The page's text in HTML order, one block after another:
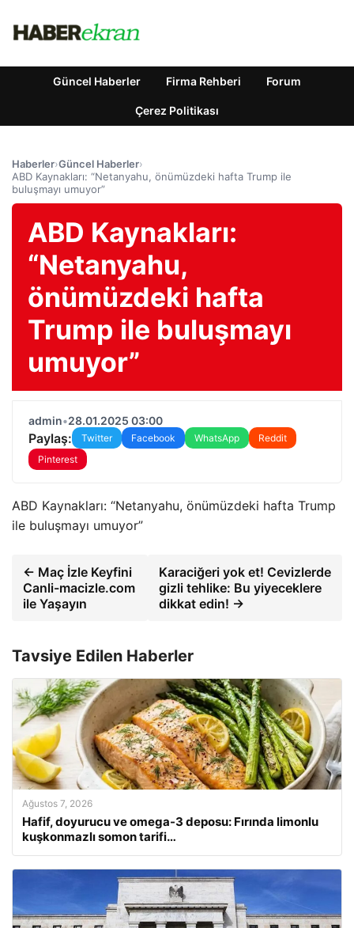
Güncel Haberler Firma Rehberi Forum
Çerez Politikası
Haberler›Güncel Haberler›
ABD Kaynakları: “Netanyahu, önümüzdeki hafta Trump ile
buluşmayı umuyor”
ABD Kaynakları:
“Netanyahu,
önümüzdeki hafta
Trump ile buluşmayı
umuyor”
admin•28.01.2025 03:00
Paylaş: Twitter Facebook WhatsApp
Reddit
Pinterest
ABD Kaynakları: “Netanyahu, önümüzdeki hafta Trump
ile buluşmayı umuyor”
← Maç İzle Keyfini
Canli-macizle.com
ile Yaşayın
Karaciğeri yok et! Cevizlerde
gizli tehlike: Bu yiyeceklere
dikkat edin! →
Tavsiye Edilen Haberler
Ağustos 7, 2026
Hafif, doyurucu ve omega-3 deposu: Fırında limonlu
kuşkonmazlı somon tarifi…